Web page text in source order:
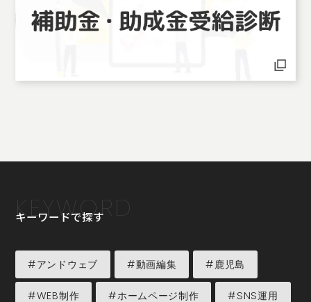
KEYWORD
キーワードで探す
#アンドウェブ #動画編集 #鹿児島
#WEB制作 #ホームページ制作 #SNS運用